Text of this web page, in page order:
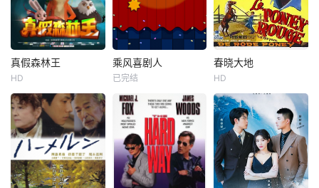
真假森林王
唐泽宗
本片为经典故事
《狐假虎威》新
编，主要讲述的是
杂毛狐狸福斯为了
救自己的儿子小
真假森林王
HD
乘风喜剧人
简介：喜剧人乘风
而来，暑期特别策
划。你想看的芒果
王牌喜剧名场面，
都在这里。
乘风喜剧人
已完结
春晓大地
罗伯特·米彻姆
路易斯·卡尔亨
《春晓大地》英文
名《The Red Pon
y 》 是由 刘易斯·
迈尔斯通 执导的美
春晓大地
HD